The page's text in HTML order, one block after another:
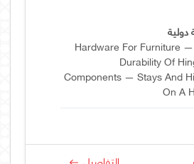
Hardware For Furniture
Durability Of
Components — Stays And
On A
التفاصيل